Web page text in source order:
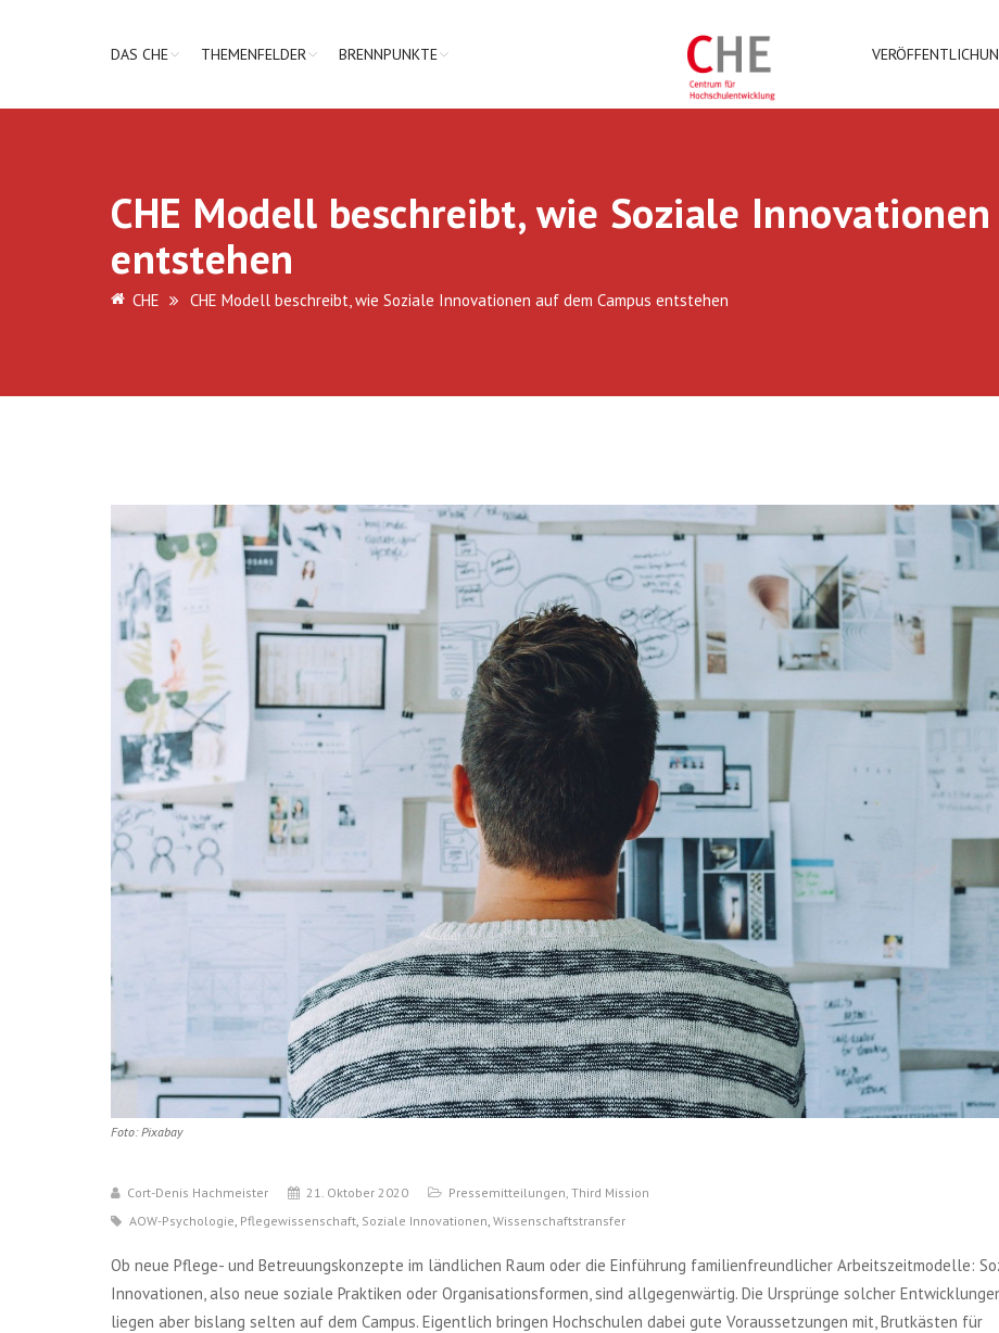
DAS CHE THEMENFELDER BRENNPUNKTE
CHE Modell beschreibt, wie Soziale
entstehen
CHE CHE Modell beschreibt, wie Soziale Innovationen auf dem Campus entstehen
Foto: Pixabay
Cort-Denis Hachmeister 21. Oktober 2020 Pressemitteilungen Third Mission
AOW-Psychologie Pflegewissenschaft Soziale Innovationen Wissenschaftstransfer
Ob neue Pflege- und Betreuungskonzepte im ländlichen Raum oder die Einführung familienfreundlicher Arbeitszeitmodelle:
Innovationen, also neue soziale Praktiken oder Organisationsformen, sind allgegenwärtig. Die Ursprünge solcher
liegen aber bislang selten auf dem Campus. Eigentlich bringen Hochschulen dabei gute Voraussetzungen mit, Brutkästen für